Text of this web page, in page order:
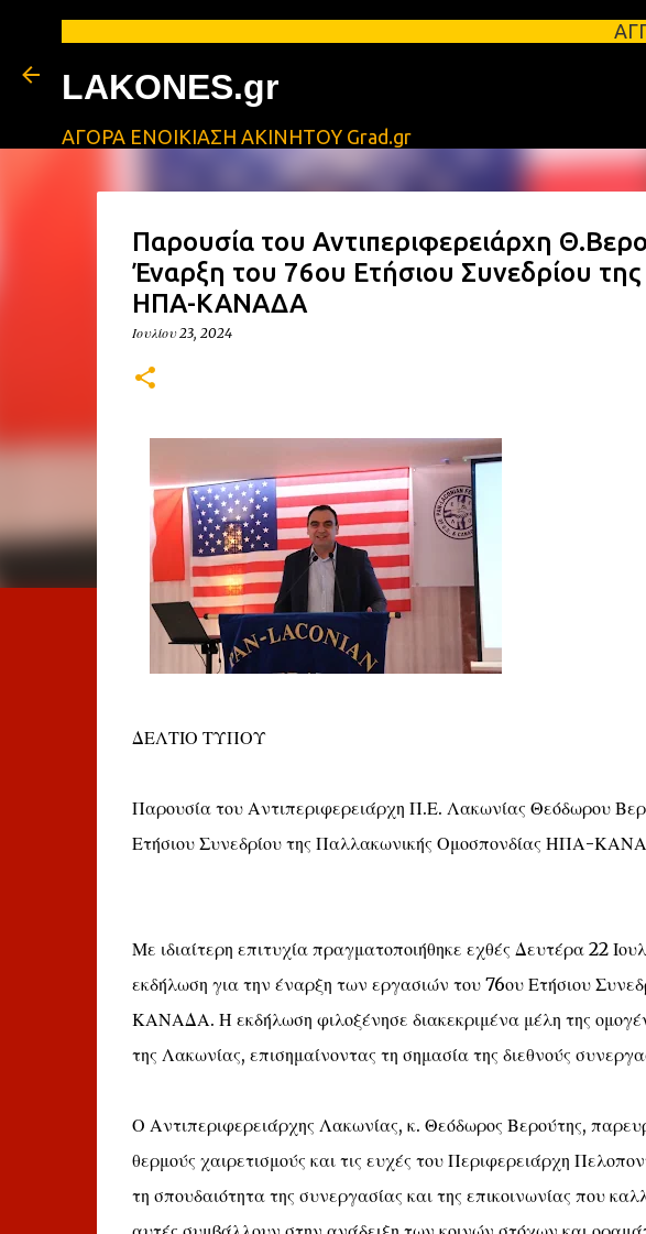
ΑΓΓΕΛΙΕΣ
LAKONES.gr
ΑΓΟΡΑ ΕΝΟΙΚΙΑΣΗ ΑΚΙΝΗΤΟΥ Grad.gr
Παρουσία του Αντιπεριφερειάρχη
Έναρξη του 76ου Ετήσιου Συνεδρίου
ΗΠΑ-ΚΑΝΑΔΑ
Ιουλίου 23, 2024
ΔΕΛΤΙΟ ΤΥΠΟΥ
Παρουσία του Αντιπεριφερειάρχη Π.Ε. Λακωνίας Θεόδωρου
Ετήσιου Συνεδρίου της Παλλακωνικής Ομοσπονδίας ΗΠΑ-
Με ιδιαίτερη επιτυχία πραγματοποιήθηκε εχθές Δευτέρα 22
εκδήλωση για την έναρξη των εργασιών του 76ου Ετήσιου
ΚΑΝΑΔΑ. Η εκδήλωση φιλοξένησε διακεκριμένα μέλη της
της Λακωνίας, επισημαίνοντας τη σημασία της διεθνούς
Ο Αντιπεριφερειάρχης Λακωνίας, κ. Θεόδωρος Βερούτης,
θερμούς χαιρετισμούς και τις ευχές του Περιφερειάρχη
τη σπουδαιότητα της συνεργασίας και της επικοινωνίας που